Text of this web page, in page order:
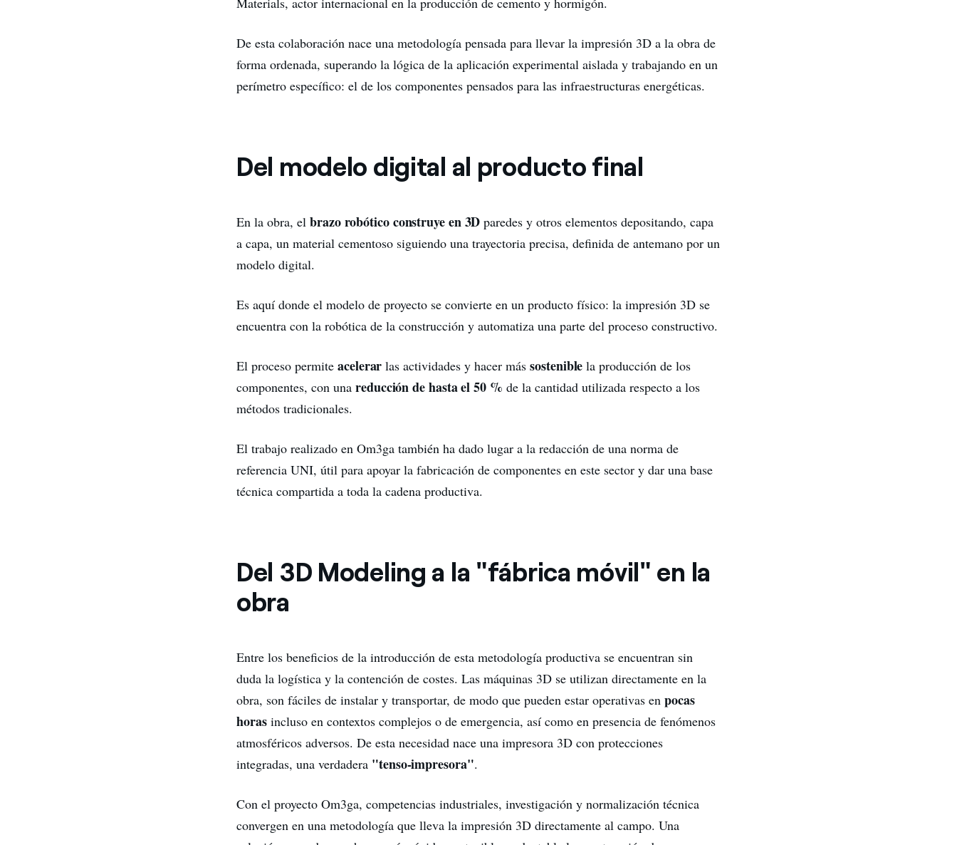
De esta colaboración nace una metodología pensada para llevar la impresión 3D a la obra de
forma ordenada, superando la lógica de la aplicación experimental aislada y trabajando en un
perímetro específico: el de los componentes pensados para las infraestructuras energéticas.
Del modelo digital al producto final
En la obra, elbrazo robótico construye en 3D paredes y otros elementos depositando, capa
a capa, un material cementoso siguiendo una trayectoria precisa, definida de antemano por un
modelo digital.
Es aquí donde el modelo de proyecto se convierte en un producto físico: la impresión 3D se
encuentra con la robótica de la construcción y automatiza una parte del proceso constructivo.
El proceso permiteacelerarlas actividades y hacer mássosteniblela producción de los
componentes, con unareducción de hasta el 50 % de la cantidad utilizada respecto a los
métodos tradicionales.
El trabajo realizado en Om3ga también ha dado lugar a la redacción de una norma de
referencia UNI, útil para apoyar la fabricación de componentes en este sector y dar una base
técnica compartida a toda la cadena productiva.
Del 3D Modeling a la "fábrica móvil" en la
obra
Entre los beneficios de la introducción de esta metodología productiva se encuentran sin
duda la logística y la contención de costes. Las máquinas 3D se utilizan directamente en la
obra, son fáciles de instalar y transportar, de modo que pueden estar operativas enpocas
horas incluso en contextos complejos o de emergencia, así como en presencia de fenómenos
atmosféricos adversos. De esta necesidad nace una impresora 3D con protecciones
integradas, una verdadera "tenso-impresora".
Con el proyecto Om3ga, competencias industriales, investigación y normalización técnica
convergen en una metodología que lleva la impresión 3D directamente al campo. Una